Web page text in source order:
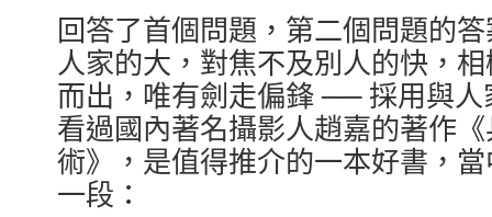
回答了首個問題，第二個問題的
人家的大，對焦不及別人的快，
而出，唯有劍走偏鋒 ── 採用與
看過國內著名攝影人趙嘉的著作
術》，是值得推介的一本好書，
一段：